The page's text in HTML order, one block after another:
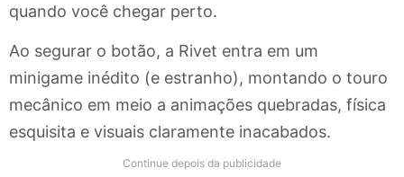
quando você chegar perto.
Ao segurar o botão, a Rivet entra em um
minigame inédito (e estranho), montando o touro
mecânico em meio a animações quebradas, física
esquisita e visuais claramente inacabados.
Continue depois da publicidade